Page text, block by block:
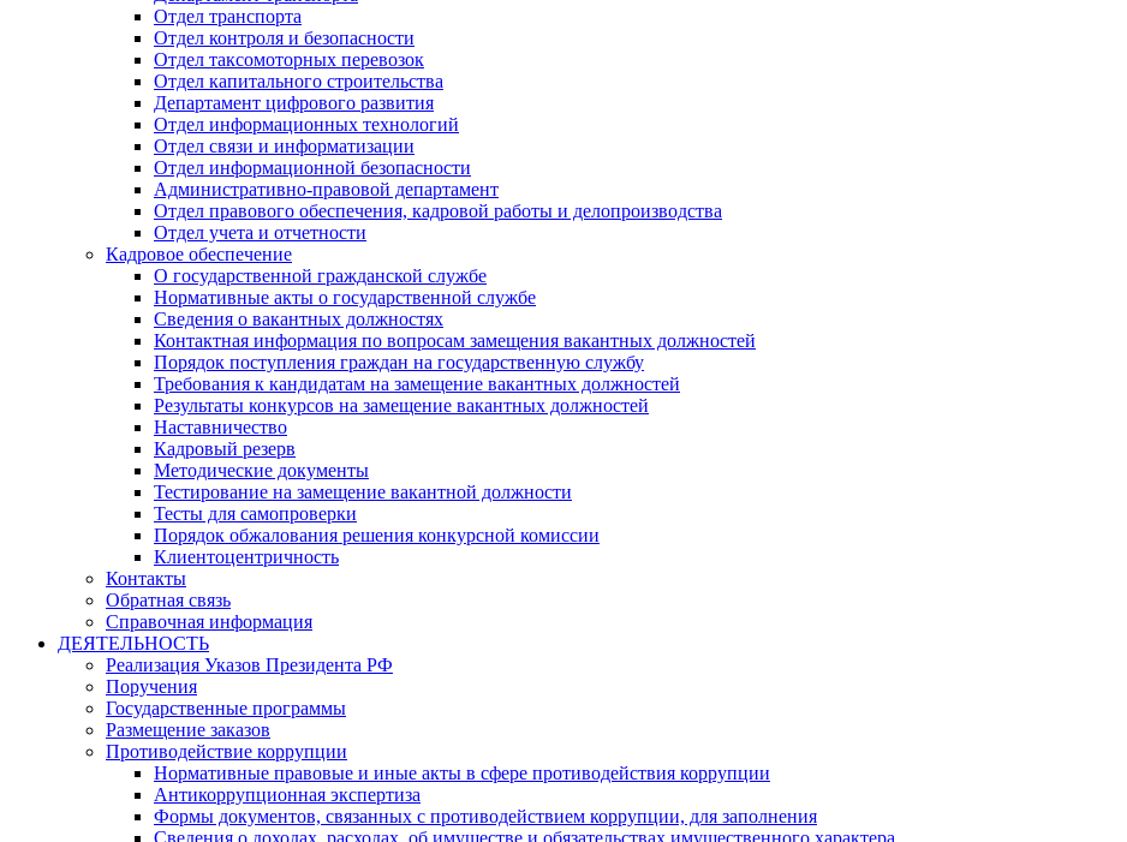
Отдел транспорта
Отдел контроля и безопасности
Отдел таксомоторных перевозок
Отдел капитального строительства
Департамент цифрового развития
Отдел информационных технологий
Отдел связи и информатизации
Отдел информационной безопасности
Административно-правовой департамент
Отдел правового обеспечения, кадровой работы и делопроизводства
Отдел учета и отчетности
Кадровое обеспечение
О государственной гражданской службе
Нормативные акты о государственной службе
Сведения о вакантных должностях
Контактная информация по вопросам замещения вакантных должностей
Порядок поступления граждан на государственную службу
Требования к кандидатам на замещение вакантных должностей
Результаты конкурсов на замещение вакантных должностей
Наставничество
Кадровый резерв
Методические документы
Тестирование на замещение вакантной должности
Тесты для самопроверки
Порядок обжалования решения конкурсной комиссии
Клиентоцентричность
Контакты
Обратная связь
Справочная информация
ДЕЯТЕЛЬНОСТЬ
Реализация Указов Президента РФ
Поручения
Государственные программы
Размещение заказов
Противодействие коррупции
Нормативные правовые и иные акты в сфере противодействия коррупции
Антикоррупционная экспертиза
Формы документов, связанных с противодействием коррупции, для заполнения
Сведения о доходах, расходах, об имуществе и обязательствах имущественного характера